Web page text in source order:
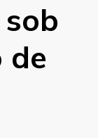
de